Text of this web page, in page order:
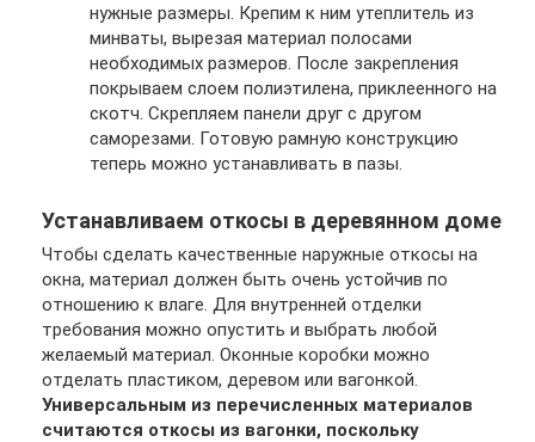
нужные размеры. Крепим к ним утеплитель из
минваты, вырезая материал полосами
необходимых размеров. После закрепления
покрываем слоем полиэтилена, приклеенного на
скотч. Скрепляем панели друг с другом
саморезами. Готовую рамную конструкцию
теперь можно устанавливать в пазы.
Устанавливаем откосы в деревянном доме
Чтобы сделать качественные наружные откосы на
окна, материал должен быть очень устойчив по
отношению к влаге. Для внутренней отделки
требования можно опустить и выбрать любой
желаемый материал. Оконные коробки можно
отделать пластиком, деревом или вагонкой.
Универсальным из перечисленных материалов
считаются откосы из вагонки, поскольку